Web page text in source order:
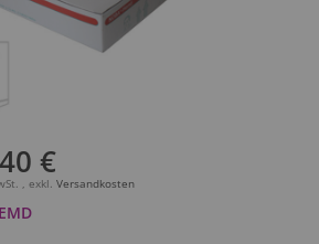
€
, exkl. Versandkosten